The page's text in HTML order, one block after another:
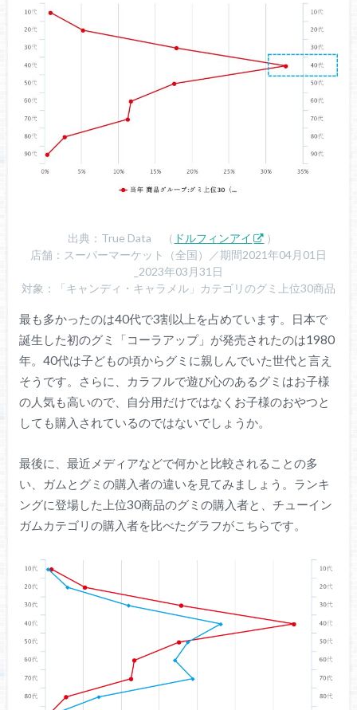
出典：True Data （ ドルフィンアイ
）
店舗：スーパーマーケット（全国）／期間2021年04月01日
_2023年03月31日
対象：「キャンディ・キャラメル」カテゴリのグミ上位30商品
最も多かったのは40代で3割以上を占めています。日本で
誕生した初のグミ「コーラアップ」が発売されたのは1980
年。40代は子どもの頃からグミに親しんでいた世代と言え
そうです。さらに、カラフルで遊び心のあるグミはお子様
の人気も高いので、自分用だけではなくお子様のおやつと
しても購入されているのではないでしょうか。
最後に、最近メディアなどで何かと比較されることの多
い、ガムとグミの購入者の違いを見てみましょう。ランキ
ングに登場した上位30商品のグミの購入者と、チューイン
ガムカテゴリの購入者を比べたグラフがこちらです。